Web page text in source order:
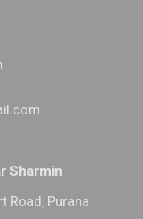
Sharmin
Road, Purana